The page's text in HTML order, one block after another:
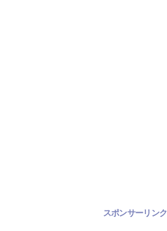
スポンサーリンク